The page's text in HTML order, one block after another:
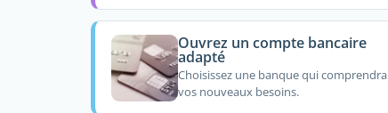
Ouvrez un compte bancaire
adapté
Choisissez une banque qui comprendra
vos nouveaux besoins.